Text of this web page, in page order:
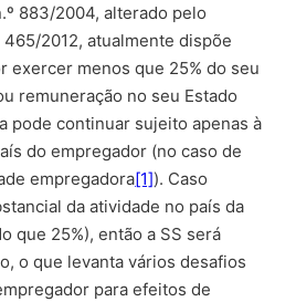
883/2004, alterado pelo
465/2012, atualmente dispõe
exercer menos que 25% do seu
remuneração no seu Estado
pode continuar sujeito apenas à
do empregador (no caso de
empregadora[1]). Caso
da atividade no país da
que 25%), então a SS será
o que levanta vários desafios
para efeitos de